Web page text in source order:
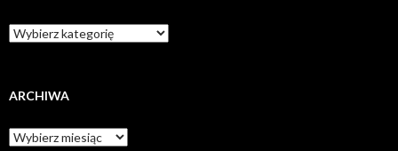
Kategorie
ARCHIWA
Archiwa